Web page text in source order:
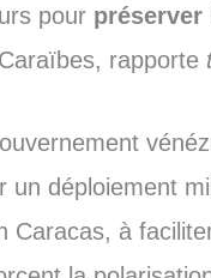
pour préserver
rapporte
un déploiement
Caracas, à